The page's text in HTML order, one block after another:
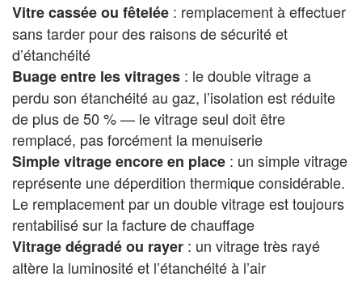
Vitre cassée ou fêtelée : remplacement à effectuer
sans tarder pour des raisons de sécurité et
d’étanchéité
Buage entre les vitrages : le double vitrage a
perdu son étanchéité au gaz, l’isolation est réduite
de plus de 50 % — le vitrage seul doit être
remplacé, pas forcément la menuiserie
Simple vitrage encore en place : un simple vitrage
représente une déperdition thermique considérable.
Le remplacement par un double vitrage est toujours
rentabilisé sur la facture de chauffage
Vitrage dégradé ou rayer : un vitrage très rayé
altère la luminosité et l’étanchéité à l’air